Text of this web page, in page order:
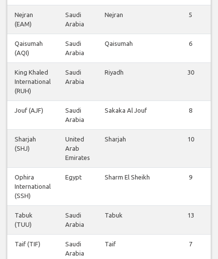
Nejran
(EAM)
Saudi
Arabia
Nejran 5
Qaisumah
(AQI)
Saudi
Arabia
Qaisumah 6
King Khaled
International
(RUH)
Saudi
Arabia
Riyadh 30
Jouf (AJF)
Saudi
Arabia
Sakaka Al Jouf 8
Sharjah
(SHJ)
United
Arab
Emirates
Sharjah 10
Ophira
International
(SSH)
Egypt Sharm El Sheikh 9
Tabuk
(TUU)
Saudi
Arabia
Tabuk 13
Taif (TIF)
Saudi
Arabia
Taif 7